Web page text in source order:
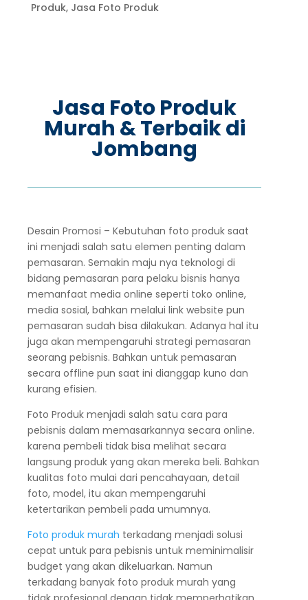
Produk, Jasa Foto Produk
Jasa Foto Produk
Murah & Terbaik di
Jombang
Desain Promosi – Kebutuhan foto produk saat
ini menjadi salah satu elemen penting dalam
pemasaran. Semakin maju nya teknologi di
bidang pemasaran para pelaku bisnis hanya
memanfaat media online seperti toko online,
media sosial, bahkan melalui link website pun
pemasaran sudah bisa dilakukan. Adanya hal itu
juga akan mempengaruhi strategi pemasaran
seorang pebisnis. Bahkan untuk pemasaran
secara offline pun saat ini dianggap kuno dan
kurang efisien.
Foto Produk menjadi salah satu cara para
pebisnis dalam memasarkannya secara online.
karena pembeli tidak bisa melihat secara
langsung produk yang akan mereka beli. Bahkan
kualitas foto mulai dari pencahayaan, detail
foto, model, itu akan mempengaruhi
ketertarikan pembeli pada umumnya.
Foto produk murah terkadang menjadi solusi
cepat untuk para pebisnis untuk meminimalisir
budget yang akan dikeluarkan. Namun
terkadang banyak foto produk murah yang